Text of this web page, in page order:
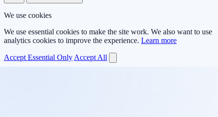
We use cookies
We use essential cookies to make the site work. We also want to use
analytics cookies to improve the experience. Learn more
Accept Essential Only Accept All